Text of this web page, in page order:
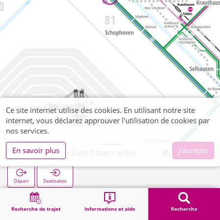
Recherche de trajet Informations et aide Recherche
Schophoven Zum Roten Acker
Départ Destination
Démarrage Recherche Schophoven Zum Roten Acker
Ce site internet utilise des cookies. En utilisant notre site
internet, vous déclarez approuver l'utilisation de cookies par
nos services.
En savoir plus
J'accepte